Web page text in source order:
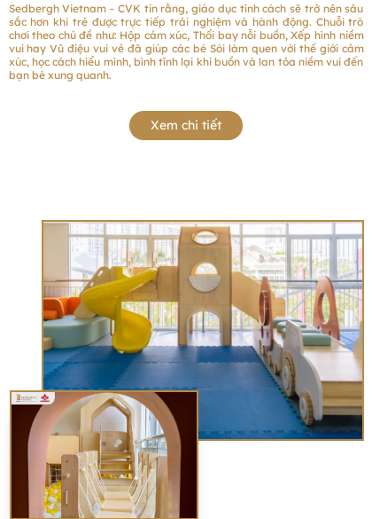
Sedbergh Vietnam - CVK tin rằng, giáo dục tính cách sẽ trở nên sâu
sắc hơn khi trẻ được trực tiếp trải nghiệm và hành động. Chuỗi trò
chơi theo chủ đề như: Hộp cảm xúc, Thổi bay nỗi buồn, Xếp hình niềm
vui hay Vũ điệu vui vẻ đã giúp các bé Sói làm quen với thế giới cảm
xúc, học cách hiểu mình, bình tĩnh lại khi buồn và lan tỏa niềm vui đến
bạn bè xung quanh.
Xem chi tiết